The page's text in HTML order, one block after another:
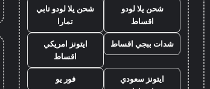
شحن يلا لودو
اقساط
شحن يلا لودو تابي
تمارا
شدات ببجي اقساط
ايتونز امريكي
اقساط
ايتونز سعودي
فور يو